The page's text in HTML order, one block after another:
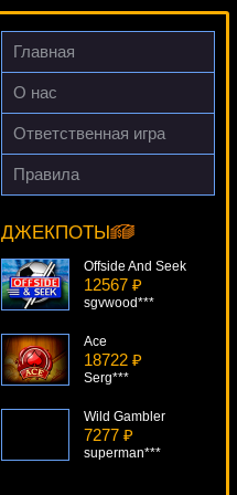
Главная
О нас
Ответственная игра
Правила
ДЖЕКПОТЫ
Jackpot Giant
ivan-lev***
Offside And Seek
12567 ₽
sgvwood***
Ace
18722 ₽
Serg***
Wild Gambler
7277 ₽
superman***